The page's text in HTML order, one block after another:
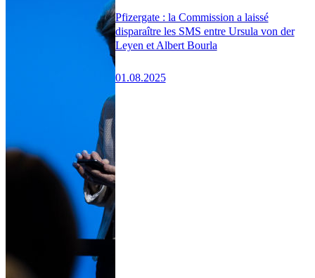
Pfizergate : la Commission a laissé
disparaître les SMS entre Ursula von der
Leyen et Albert Bourla
01.08.2025